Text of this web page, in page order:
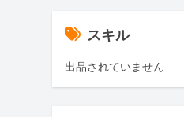
スキル
出品されていません